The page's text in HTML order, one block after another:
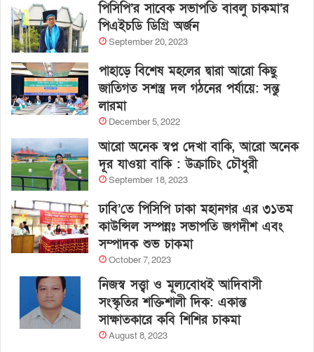
পিসিপি’র সাবেক সভাপতি বাবলু চাকমা’র
পিএইচডি ডিগ্রি অর্জন
September 20, 2023
পাহাড়ে বিশেষ মহলের দ্বারা আরো কিছু
জাতিগত সশস্ত্র দল গঠনের পর্যায়ে: সন্তু
লারমা
December 5, 2022
আরো অনেক স্বপ্ন দেখা বাকি, আরো অনেক
দূর যাওয়া বাকি : উক্রাচিং চৌধুরী
September 18, 2023
ঢাবি’তে পিসিপি ঢাকা মহানগর এর ৩১তম
কাউন্সিল সম্পন্নঃ সভাপতি জগদীশ এবং
সম্পাদক শুভ চাকমা
October 7, 2023
নিজস্ব সত্ত্বা ও মূল্যবোধই আদিবাসী
সংস্কৃতির শক্তিশালী দিক: একান্ত
সাক্ষাতকারে কবি শিশির চাকমা
August 8, 2023